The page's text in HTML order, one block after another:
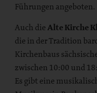
Führungen angeboten.
Auch dieAlte Kirche
die in der Tradition
Kirchenbaus
zwischen 10:00 und
Es gibt eine